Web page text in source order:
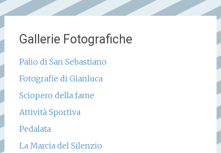
Gallerie Fotografiche
Palio di San Sebastiano
Fotografie di Gianluca
Sciopero della fame
Attività Sportiva
Pedalata
La Marcia del Silenzio